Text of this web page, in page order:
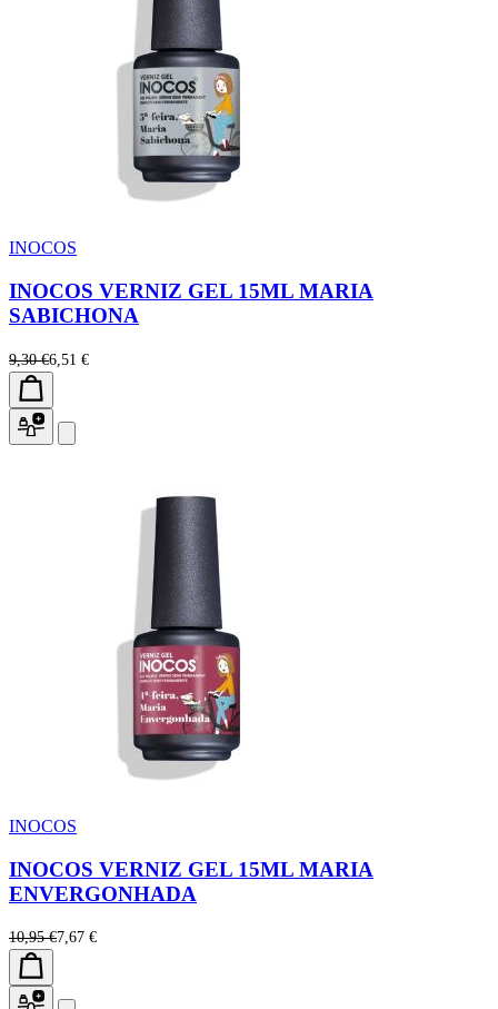
INOCOS
INOCOS VERNIZ GEL 15ML MARIA
SABICHONA
9,30 €6,51 €
INOCOS
INOCOS VERNIZ GEL 15ML MARIA
ENVERGONHADA
10,95 €7,67 €